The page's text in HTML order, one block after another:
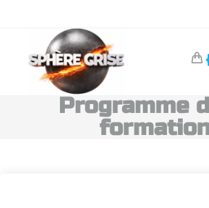
Programme